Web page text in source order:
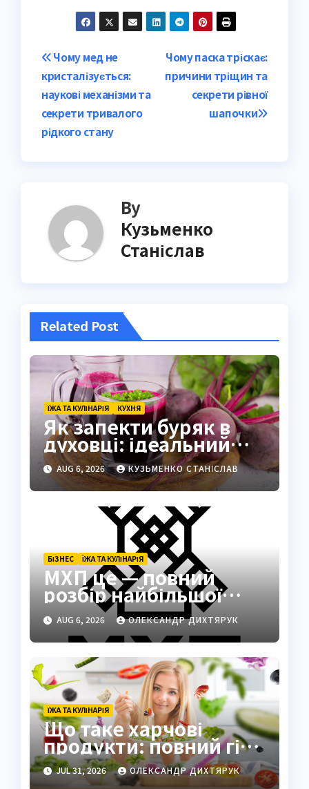
Post
navigation
Чому паска тріскає:
причини тріщин та
секрети рівної
шапочки
Чому мед не
кристалізується:
наукові механізми та
секрети тривалого
рідкого стану
By
Кузьменко
Станіслав
Related Post
ЇЖА ТА КУЛІНАРІЯ КУХНЯ
Як запекти буряк в
духовці: ідеальний
спосіб зберегти смак
AUG 6, 2026 КУЗЬМЕНКО СТАНІСЛАВ
БІЗНЕС ЇЖА ТА КУЛІНАРІЯ
МХП це — повний
розбір найбільшої
кулінарної та
агротехнологічної
компанії України
AUG 6, 2026 ОЛЕКСАНДР ДИХТЯРУК
ЇЖА ТА КУЛІНАРІЯ
Що таке харчові
продукти: повний гід
по визначенню та
видам
JUL 31, 2026 ОЛЕКСАНДР ДИХТЯРУК